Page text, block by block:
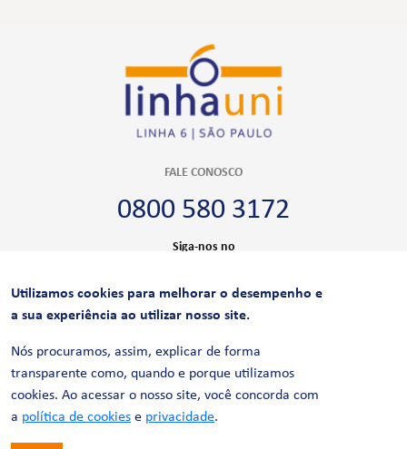
FALE CONOSCO
0800 580 3172
Siga-nos no
CERTIFICAÇÕES
Utilizamos cookies para melhorar o desempenho e
a sua experiência ao utilizar nosso site.
Nós procuramos, assim, explicar de forma
transparente como, quando e porque utilizamos
cookies. Ao acessar o nosso site, você concorda com
a política de cookies e privacidade.